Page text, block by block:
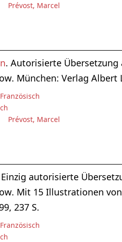
Prévost, Marcel
. Autorisierte Übersetzung
München: Verlag Albert
Französisch
Prévost, Marcel
autorisierte
Mit 15 Illustrationen
237 S.
Französisch